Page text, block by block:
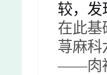
较，发
在此基
荨麻科
——肉